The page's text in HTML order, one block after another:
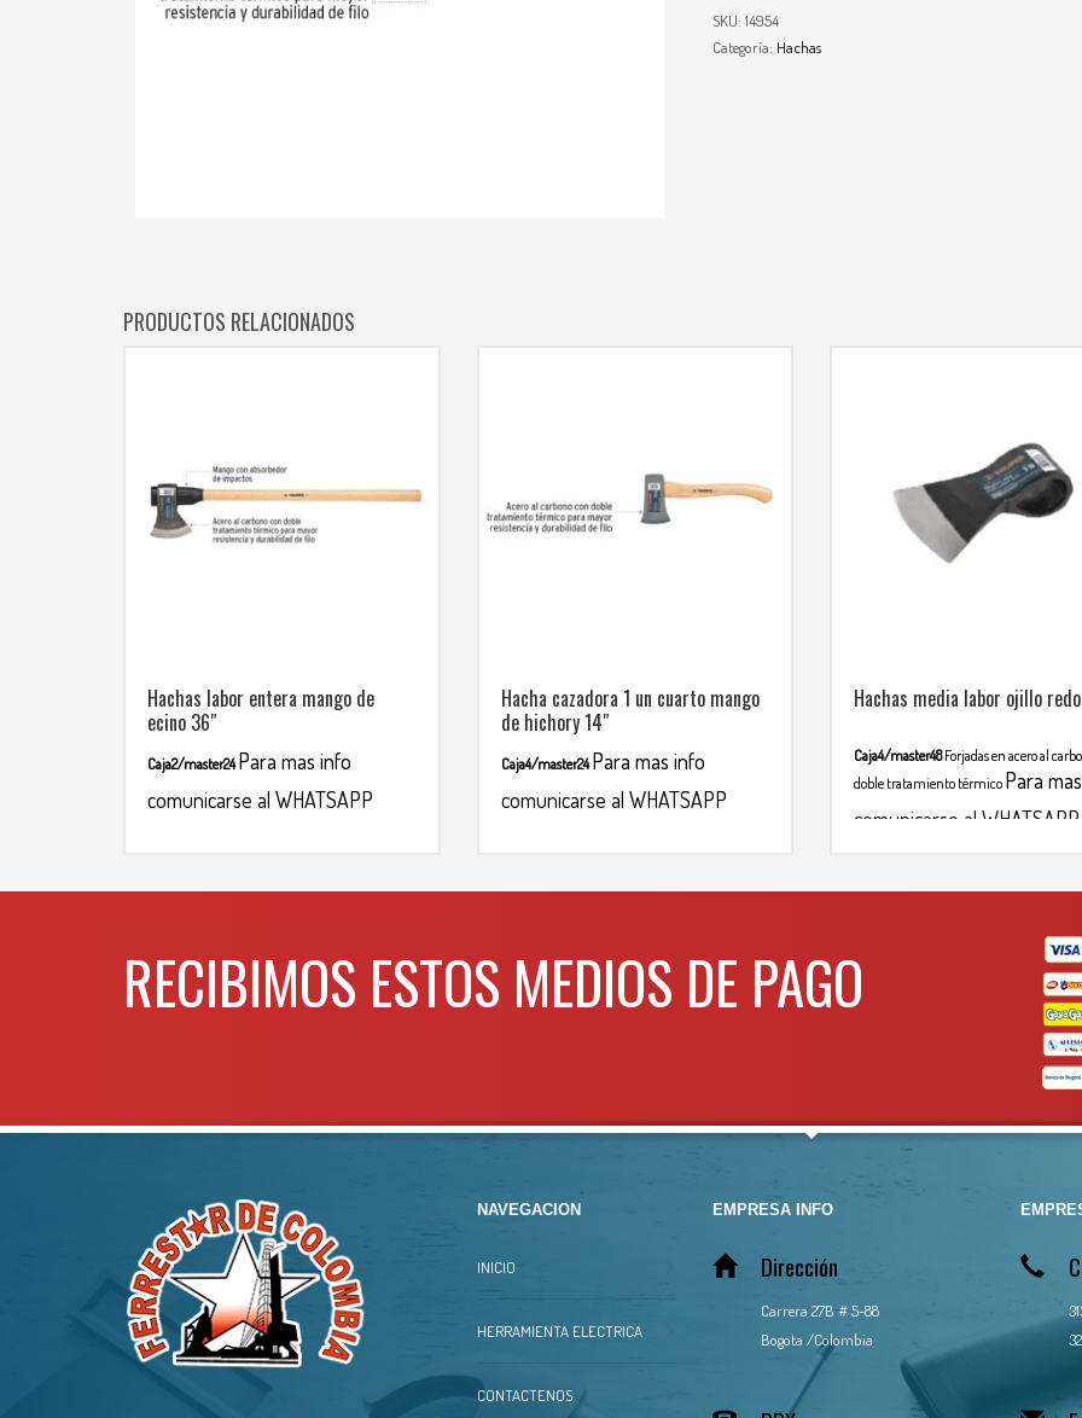
SKU: 14954
Categoría: Hachas
PRODUCTOS RELACIONADOS
Hachas labor entera mango de
ecino 36″
Caja2/master24 Para mas info
comunicarse al WHATSAPP
Hacha cazadora 1 un cuarto mango
de hichory 14″
Caja4/master24 Para mas info
comunicarse al WHATSAPP
Hachas media labor ojillo
Caja4/master48 Forjadas en acero al
doble tratamiento térmico Para
comunicarse al WHATSAPP
RECIBIMOS ESTOS MEDIOS DE PAGO
NAVEGACION
INICIO
HERRAMIENTA ELECTRICA
CONTACTENOS
EMPRESA INFO
Dirección
Carrera 27B # 5-88
Bogota /Colombia